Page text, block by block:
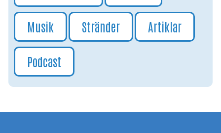
Musik Stränder Artiklar
Podcast